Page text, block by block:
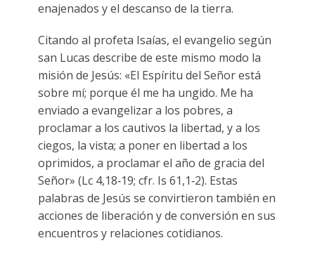
enajenados y el descanso de la tierra.
Citando al profeta Isaías, el evangelio según
san Lucas describe de este mismo modo la
misión de Jesús: «El Espíritu del Señor está
sobre mí; porque él me ha ungido. Me ha
enviado a evangelizar a los pobres, a
proclamar a los cautivos la libertad, y a los
ciegos, la vista; a poner en libertad a los
oprimidos, a proclamar el año de gracia del
Señor» (Lc 4,18‑19; cfr. Is 61,1‑2). Estas
palabras de Jesús se convirtieron también en
acciones de liberación y de conversión en sus
encuentros y relaciones cotidianos.